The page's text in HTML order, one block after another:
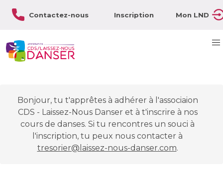
Contactez-nous Inscription Mon LND
Bonjour, tu t'apprêtes à adhérer à l'associaion
CDS - Laissez-Nous Danser et à t'inscrire à nos
cours de danses. Si tu rencontres un souci à
l'inscription, tu peux nous contacter à
tresorier@laissez-nous-danser.com.